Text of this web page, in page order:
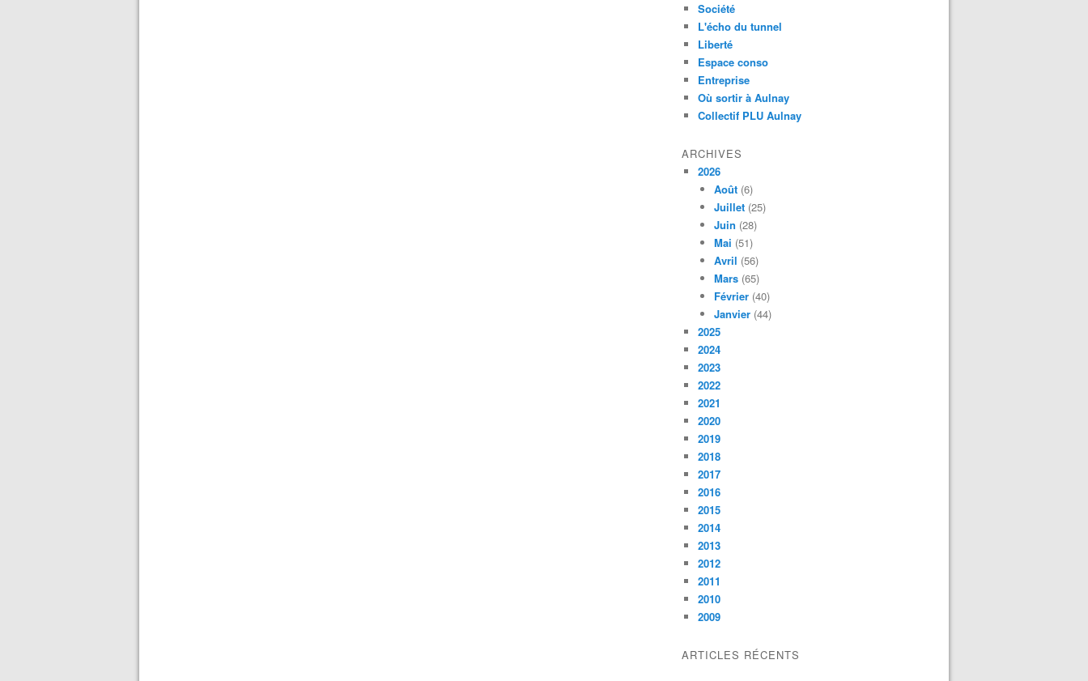
Société
L'écho du tunnel
Liberté
Espace conso
Entreprise
Où sortir à Aulnay
Collectif PLU Aulnay
ARCHIVES
2026
Août (6)
Juillet (25)
Juin (28)
Mai (51)
Avril (56)
Mars (65)
Février (40)
Janvier (44)
2025
2024
2023
2022
2021
2020
2019
2018
2017
2016
2015
2014
2013
2012
2011
2010
2009
ARTICLES RÉCENTS